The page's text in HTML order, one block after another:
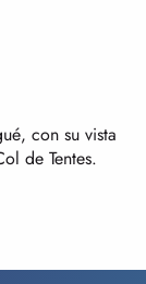
con su vista
de Tentes.